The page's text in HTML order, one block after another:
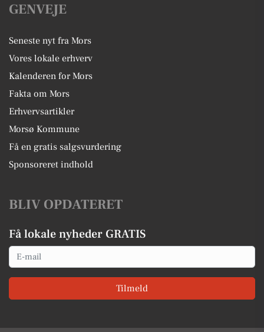
GENVEJE
Seneste nyt fra Mors
Vores lokale erhverv
Kalenderen for Mors
Fakta om Mors
Erhvervsartikler
Morsø Kommune
Få en gratis salgsvurdering
Sponsoreret indhold
BLIV OPDATERET
Få lokale nyheder GRATIS
Email
Tilmeld